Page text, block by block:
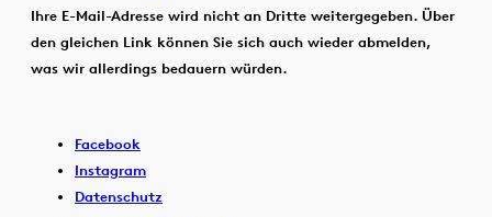
Ihre E-Mail-Adresse wird nicht an Dritte weitergegeben. Über
den gleichen Link können Sie sich auch wieder abmelden,
was wir allerdings bedauern würden.
Facebook
Instagram
Datenschutz